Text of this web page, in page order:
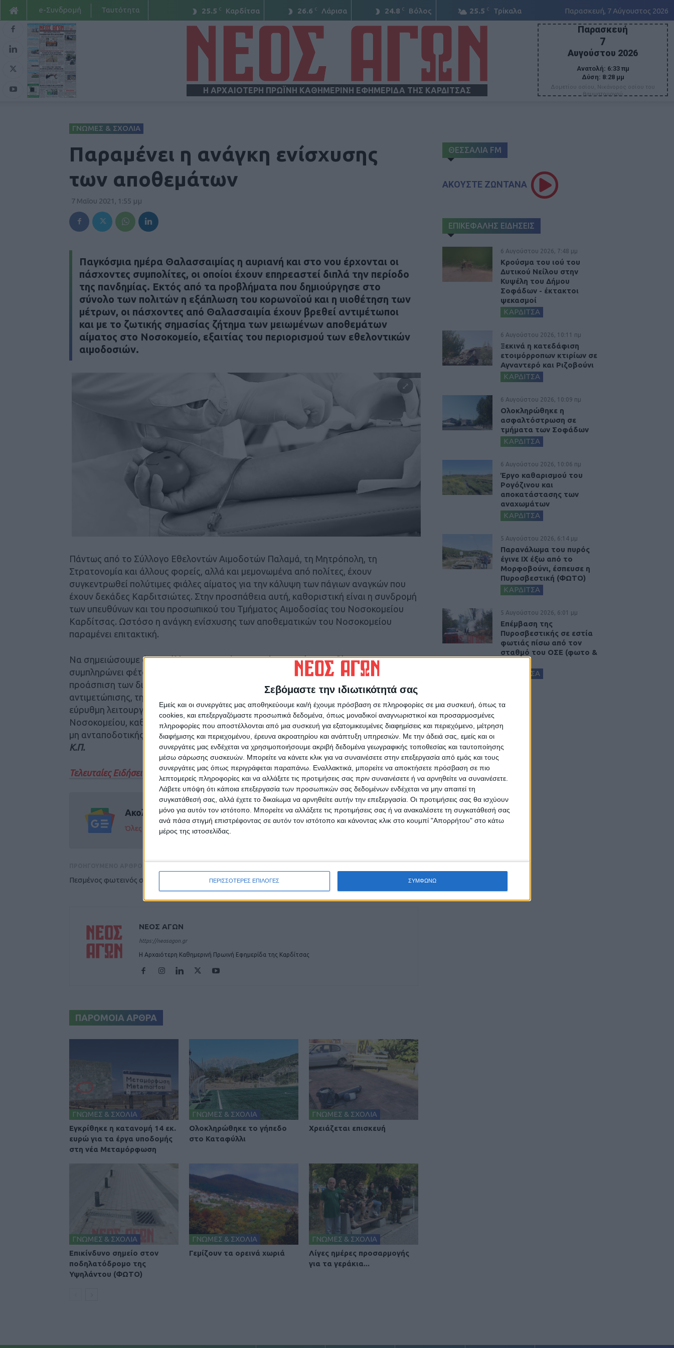
Σεβόμαστε την ιδιωτικότητά σας
Εμείς και οι συνεργάτες μας αποθηκεύουμε και/ή έχουμε πρόσβαση σε πληροφορίες σε μια συσκευή, όπως τα
cookies, και επεξεργαζόμαστε προσωπικά δεδομένα, όπως μοναδικοί αναγνωριστικοί και προσαρμοσμένες
πληροφορίες που αποστέλλονται από μια συσκευή για εξατομικευμένες διαφημίσεις και περιεχόμενο, μέτρηση
διαφήμισης και περιεχομένου, έρευνα ακροατηρίου και ανάπτυξη υπηρεσιών. Με την άδειά σας, εμείς και οι
συνεργάτες μας ενδέχεται να χρησιμοποιήσουμε ακριβή δεδομένα γεωγραφικής τοποθεσίας και ταυτοποίησης
μέσω σάρωσης συσκευών. Μπορείτε να κάνετε κλικ για να συναινέσετε στην επεξεργασία από εμάς και τους
συνεργάτες μας όπως περιγράφεται παραπάνω. Εναλλακτικά, μπορείτε να αποκτήσετε πρόσβαση σε πιο
λεπτομερείς πληροφορίες και να αλλάξετε τις προτιμήσεις σας πριν συναινέσετε ή να αρνηθείτε να συναινέσετε.
Λάβετε υπόψη ότι κάποια επεξεργασία των προσωπικών σας δεδομένων ενδέχεται να μην απαιτεί τη
συγκατάθεσή σας, αλλά έχετε το δικαίωμα να αρνηθείτε αυτήν την επεξεργασία. Οι προτιμήσεις σας θα ισχύουν
μόνο για αυτόν τον ιστότοπο. Μπορείτε να αλλάξετε τις προτιμήσεις σας ή να ανακαλέσετε τη συγκατάθεσή σας
ανά πάσα στιγμή επιστρέφοντας σε αυτόν τον ιστότοπο και κάνοντας κλικ στο κουμπί "Απορρήτου" στο κάτω
μέρος της ιστοσελίδας.
ΠΕΡΙΣΣΟΤΕΡΕΣ ΕΠΙΛΟΓΕΣ ΣΥΜΦΩΝΩ
25.5 C Καρδίτσα 26.6 C Λάρισα 24.8 C Βόλος 25.5 C Τρίκαλα Παρασκευή, 7 Αύγουστος 2026
e-Συνδρομή Ταυτότητα
Η ΑΡΧΑΙΟΤΕΡΗ ΠΡΩΪΝΗ ΚΑΘΗΜΕΡΙΝΗ ΕΦΗΜΕΡΙΔΑ ΤΗΣ ΚΑΡΔΙΤΣΑΣ
Παρασκευή
7
Αυγούστου 2026
Ανατολή: 6:33 πμ
Δύση: 8:28 μμ
Δομετίου οσίου, Νικάνορος οσίου του
θαυματουργού
ΓΝΩΜΕΣ & ΣΧΟΛΙΑ
Παραμένει η ανάγκη ενίσχυσης
των αποθεμάτων
7 Μαΐου 2021, 1:55 μμ
Παγκόσμια ημέρα Θαλασσαιμίας η αυριανή και στο νου έρχονται οι
πάσχοντες συμπολίτες, οι οποίοι έχουν επηρεαστεί διπλά την περίοδο
της πανδημίας. Εκτός από τα προβλήματα που δημιούργησε στο
σύνολο των πολιτών η εξάπλωση του κορωνοϊού και η υιοθέτηση των
μέτρων, οι πάσχοντες από Θαλασσαιμία έχουν βρεθεί αντιμέτωποι
και με το ζωτικής σημασίας ζήτημα των μειωμένων αποθεμάτων
αίματος στο Νοσοκομείο, εξαιτίας του περιορισμού των εθελοντικών
αιμοδοσιών.
Πάντως από το Σύλλογο Εθελοντών Αιμοδοτών Παλαμά, τη Μητρόπολη, τη
Στρατονομία και άλλους φορείς, αλλά και μεμονωμένα από πολίτες, έχουν
συγκεντρωθεί πολύτιμες φιάλες αίματος για την κάλυψη των πάγιων αναγκών που
έχουν δεκάδες Καρδιτσιώτες. Στην προσπάθεια αυτή, καθοριστική είναι η συνδρομή
των υπευθύνων και του προσωπικού του Τμήματος Αιμοδοσίας του Νοσοκομείου
Καρδίτσας. Ωστόσο η ανάγκη ενίσχυσης των αποθεματικών του Νοσοκομείου
παραμένει επιτακτική.
Να σημειώσουμε ότι ο Σύλλογος Πασχόντων Θαλασσαιμίας Καρδίτσας
συμπληρώνει φέτος 40 χρόνια δράσης, έχοντας διεκδικήσει μέτρα με στόχο την
προάσπιση των δικαιωμάτων των μελών, τη συνεχή εξέλιξη της θεραπευτικής
αντιμετώπισης, τη συστηματική ιατρική παρακολούθηση, την οργάνωση και την
εύρυθμη λειτουργία της Μονάδας Μεσογειακής και Δρεπανοκυτταρικής Νόσου του
Νοσοκομείου, καθώς και την προώθηση του θεσμού της εθελοντικής, ανώνυμης και
μη ανταποδοτικής αιμοδοσίας.
Κ.Π.
Τελευταίες Ειδήσεις Σήμερα
Ακολούθησε την εφημερίδα ΝΕΟΣ ΑΓΩΝ στο Google News!
Όλες οι εξελίξεις στην περιοχή της Καρδίτσας και ευρύτερα της Θεσσαλίας
Πεσμένος φωτεινός σηματοδότης Σε μουσικό τόνο
ΝΕΟΣ ΑΓΩΝ
https://neosagon.gr
Η Αρχαιότερη Καθημερινή Πρωινή Εφημερίδα της Καρδίτσας
ΠΑΡΟΜΟΙΑ ΑΡΘΡΑ
ΓΝΩΜΕΣ & ΣΧΟΛΙΑ
Εγκρίθηκε η κατανομή 14 εκ.
ευρώ για τα έργα υποδομής
στη νέα Μεταμόρφωση
ΓΝΩΜΕΣ & ΣΧΟΛΙΑ
Ολοκληρώθηκε το γήπεδο
στο Καταφύλλι
ΓΝΩΜΕΣ & ΣΧΟΛΙΑ
Χρειάζεται επισκευή
ΓΝΩΜΕΣ & ΣΧΟΛΙΑ
Επικίνδυνο σημείο στον
ποδηλατόδρομο της
Υψηλάντου (ΦΩΤΟ)
ΓΝΩΜΕΣ & ΣΧΟΛΙΑ
Γεμίζουν τα ορεινά χωριά
ΓΝΩΜΕΣ & ΣΧΟΛΙΑ
Λίγες ημέρες προσαρμογής
για τα γεράκια...
ΘΕΣΣΑΛΙΑ FM
ΑΚΟΥΣΤΕ ΖΩΝΤΑΝΑ
ΕΠΙΚΕΦΑΛΗΣ ΕΙΔΗΣΕΙΣ
6 Αυγούστου 2026, 7:48 μμ
Κρούσμα του ιού του
Δυτικού Νείλου στην
Κυψέλη του Δήμου
Σοφάδων - έκτακτοι
ψεκασμοί
ΚΑΡΔΙΤΣΑ
6 Αυγούστου 2026, 10:11 πμ
Ξεκινά η κατεδάφιση
ετοιμόρροπων κτιρίων σε
Αγναντερό και Ριζοβούνι
ΚΑΡΔΙΤΣΑ
6 Αυγούστου 2026, 10:09 πμ
Ολοκληρώθηκε η
ασφαλτόστρωση σε
τμήματα των Σοφάδων
ΚΑΡΔΙΤΣΑ
6 Αυγούστου 2026, 10:06 πμ
Έργο καθαρισμού του
Ρογόζινου και
αποκατάστασης των
αναχωμάτων
ΚΑΡΔΙΤΣΑ
5 Αυγούστου 2026, 6:14 μμ
Παρανάλωμα του πυρός
έγινε ΙΧ έξω από το
Μορφοβούνι, έσπευσε η
Πυροσβεστική (ΦΩΤΟ)
ΚΑΡΔΙΤΣΑ
5 Αυγούστου 2026, 6:01 μμ
Επέμβαση της
Πυροσβεστικής σε εστία
φωτιάς πίσω από τον
σταθμό του ΟΣΕ (φωτο &
ΚΑΡΔΙΤΣΑ